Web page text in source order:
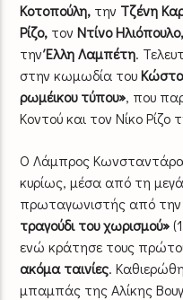
Κοτοπούλη, την Τζένη
Ρίζο, τονΝτίνο Ηλιόπουλο,
τηνΈλλη Λαμπέτη.
στην κωμωδία του
ρωμέικου τύπου», που
Κοντού και τον Νίκο Ρίζο
Ο Λάμπρος Κωνσταντάρας
κυρίως, μέσα από τη
πρωταγωνιστής από την
τραγούδι του χωρισμού»
ενώ κράτησε τους
ακόμα ταινίες.
μπαμπάς της Αλίκης